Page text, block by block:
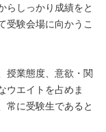
らしっかり成績をと
受験会場に向かうこ
授業態度、意欲・関
ウエイトを占めま
常に受験生であると